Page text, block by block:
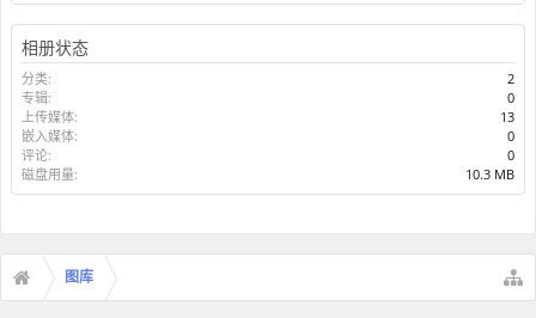
相册状态
分类:
2
专辑:
0
上传媒体:
13
嵌入媒体:
0
评论:
0
磁盘用量:
10.3 MB
图库